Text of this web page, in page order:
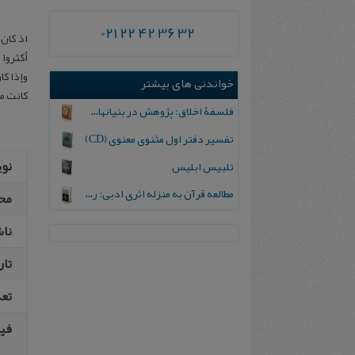
اذ
وإذا
کانت
021 22 42 36 32
خواندنی های بیشتر
فلسفۀ اخلاق: پژوهش در بنیانهای زبانی، فطری، تجربی، نظری و دینی اخلاقی
تفسیر دفتر اول مثنوی معنوی (CD)
تلبیس ابلیس
مطالعه قرآن به منزله اثری ادبی: رویکردهای زبانی ـ سبک‌شناختی